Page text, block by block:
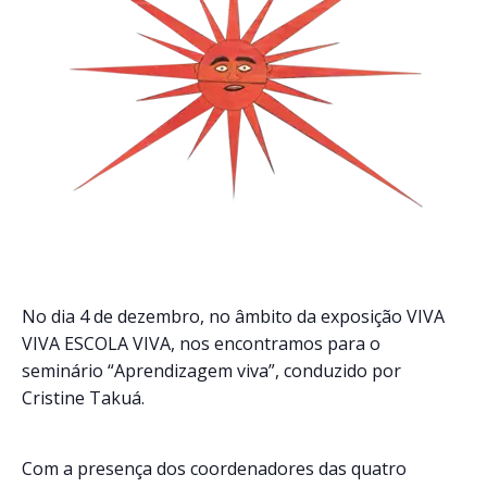
No dia 4 de dezembro, no âmbito da exposição VIVA
VIVA ESCOLA VIVA, nos encontramos para o
seminário “Aprendizagem viva”, conduzido por
Cristine Takuá.
Com a presença dos coordenadores das quatro